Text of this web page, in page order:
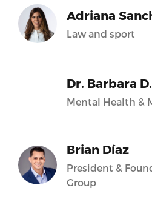
Adriana
Law and sport
Dr. Barbara
Mental Health &
Brian Díaz
President &
Group